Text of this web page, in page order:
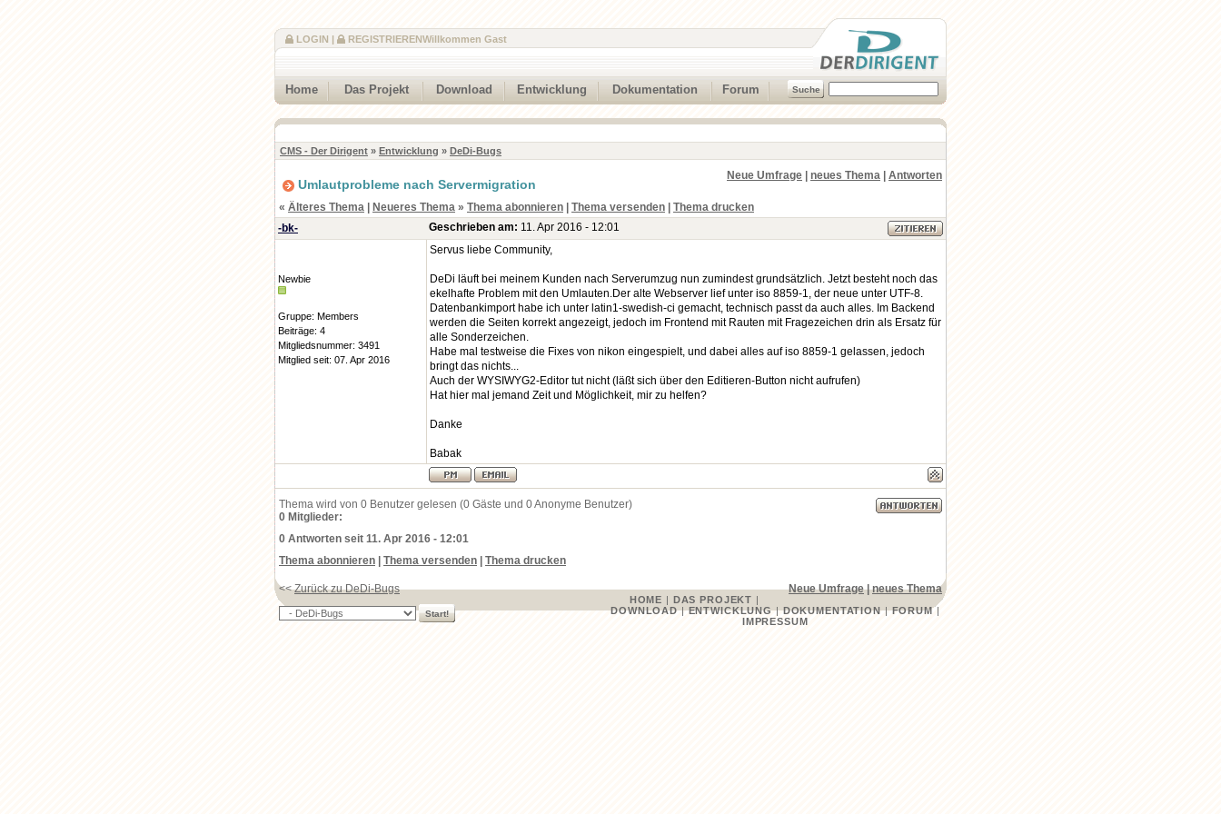
Willkommen Gast
LOGIN | REGISTRIEREN
Home Das Projekt Download Entwicklung Dokumentation Forum
CMS - Der Dirigent » Entwicklung » DeDi-Bugs
Neue Umfrage neues Thema Antworten
Umlautprobleme nach Servermigration
« Älteres Thema Neueres Thema » Thema abonnieren Thema versenden
Thema drucken
-bk-
Geschrieben am: 11. Apr 2016 - 12:01
Newbie
Gruppe: Members
Beiträge: 4
Mitgliedsnummer: 3491
Mitglied seit: 07. Apr 2016
Servus liebe Community,
DeDi läuft bei meinem Kunden nach Serverumzug nun zumindest grundsätzlich. Jetzt besteht noch das
ekelhafte Problem mit den Umlauten.Der alte Webserver lief unter iso 8859-1, der neue unter UTF-8.
Datenbankimport habe ich unter latin1-swedish-ci gemacht, technisch passt da auch alles. Im Backend
werden die Seiten korrekt angezeigt, jedoch im Frontend mit Rauten mit Fragezeichen drin als Ersatz für
alle Sonderzeichen.
Habe mal testweise die Fixes von nikon eingespielt, und dabei alles auf iso 8859-1 gelassen, jedoch
bringt das nichts...
Auch der WYSIWYG2-Editor tut nicht (läßt sich über den Editieren-Button nicht aufrufen)
Hat hier mal jemand Zeit und Möglichkeit, mir zu helfen?
Danke
Babak
Thema wird von 0 Benutzer gelesen (0 Gäste und 0 Anonyme Benutzer)
0 Mitglieder:
0 Antworten seit 11. Apr 2016 - 12:01
Thema abonnieren
Thema versenden Thema drucken
<<Zurück zu DeDi-Bugs Neue Umfrage|neues Thema
HOME | DAS PROJEKT |
DOWNLOAD|ENTWICKLUNG|DOKUMENTATION|FORUM|
IMPRESSUM